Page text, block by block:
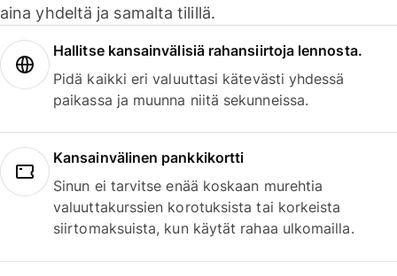
aina yhdeltä ja samalta tilillä.
Hallitse kansainvälisiä rahansiirtoja lennosta.
Pidä kaikki eri valuuttasi kätevästi yhdessä
paikassa ja muunna niitä sekunneissa.
Kansainvälinen pankkikortti
Sinun ei tarvitse enää koskaan murehtia
valuuttakurssien korotuksista tai korkeista
siirtomaksuista, kun käytät rahaa ulkomailla.